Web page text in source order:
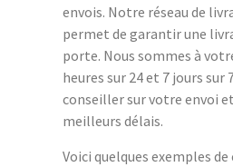
envois. Notre réseau de
permet de garantir une
porte. Nous sommes à
heures sur 24 et 7 jours sur
conseiller sur votre envoi
meilleurs délais.
Voici quelques exemples de